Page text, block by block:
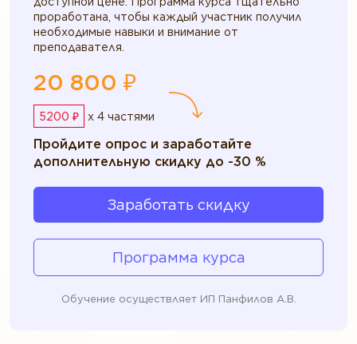
проработана, чтобы каждый участник получил
необходимые навыки и внимание от
преподавателя.
20 800 ₽
5200 ₽ x 4 частями
Пройдите опрос и заработайте
дополнительную скидку до -30 %
Заработать скидку
Программа курса
Обучение осуществляет ИП Панфилов А.В.